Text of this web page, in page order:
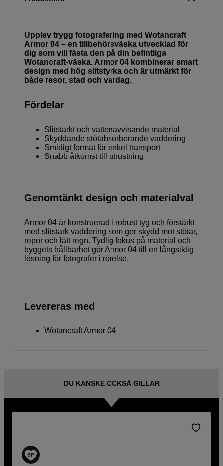
Upplev trygg fotografering med Wotancraft
Armor 04 – en tillbehörsväska utvecklad för
dig som vill fästa den på din befintliga
Wotancraft-väska. Armor 04 kombinerar smart
design med hög slitstyrka och är utmärkt för
både resor, stad och vardag.
Fördelar
Slitstarkt och vattenavvisande material
Skyddande stötabsorberande vaddering
Smidigt format för enkel transport
Snabb åtkomst till utrustning
Genomtänkt design och materialval
Armor 04 är konstruerad i robust tyg och förstärkt
med slitstark vaddering som ger skydd mot stötar,
repor och lätt regn. Tydlig fokus på material och
byggets hållbarhet gör Armor 04 till en långsiktig
lösning för fotografer i rörelse.
Levereras med
Wotancraft Armor 04
DU KANSKE OCKSÅ GILLAR